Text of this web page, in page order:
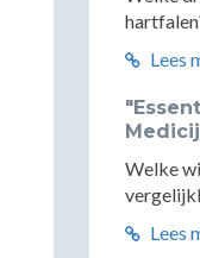
Lees
Welke
Lees